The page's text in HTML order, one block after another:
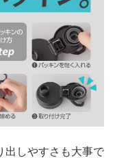
出しやすさも大事で